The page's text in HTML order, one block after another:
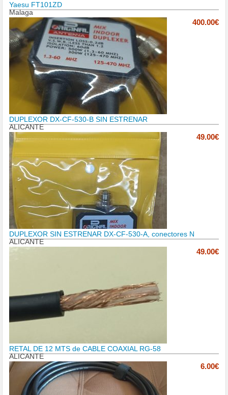
Yaesu FT101ZD
Malaga
400.00€
DUPLEXOR DX-CF-530-B SIN ESTRENAR
ALICANTE
49.00€
DUPLEXOR SIN ESTRENAR DX-CF-530-A, conectores N
ALICANTE
49.00€
RETAL DE 12 MTS de CABLE COAXIAL RG-58
ALICANTE
6.00€